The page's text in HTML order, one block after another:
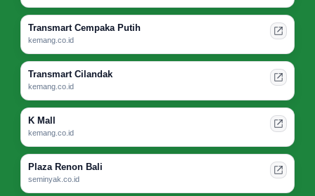
Transmart Cempaka Putih
kemang.co.id
Transmart Cilandak
kemang.co.id
K Mall
kemang.co.id
Plaza Renon Bali
seminyak.co.id